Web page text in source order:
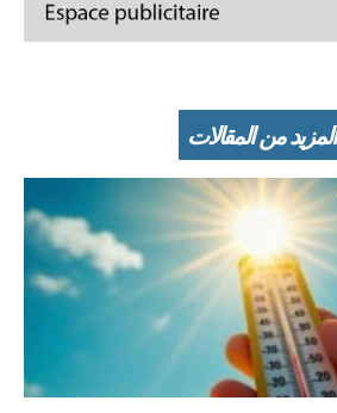
المزيد من المقالات